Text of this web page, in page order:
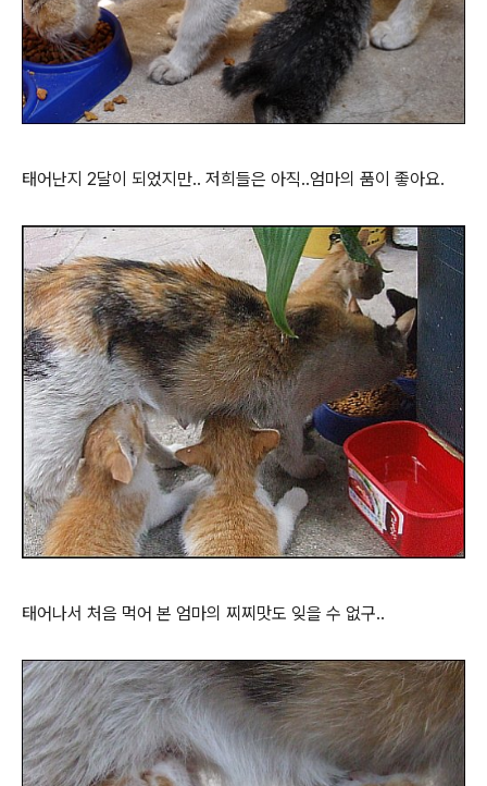
태어난지 2달이 되었지만.. 저희들은 아직..엄마의 품이 좋아요.
태어나서 처음 먹어 본 엄마의 찌찌맛도 잊을 수 없구..